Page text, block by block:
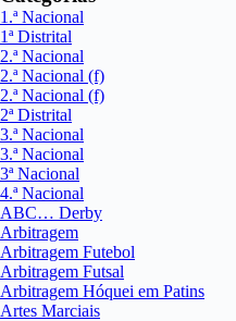
1.ª Nacional
1ª Distrital
2.ª Nacional
2.ª Nacional (f)
2.ª Nacional (f)
2ª Distrital
3.ª Nacional
3.ª Nacional
3ª Nacional
4.ª Nacional
ABC… Derby
Arbitragem
Arbitragem Futebol
Arbitragem Futsal
Arbitragem Hóquei em Patins
Artes Marciais